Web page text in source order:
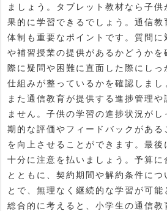
ましょう。タブレット教材なら子
果的に学習できるでしょう。通信教
体制も重要なポイントです。質問に
や補習授業の提供があるかどうかを
際に疑問や困難に直面した際にしっ
仕組みが整っているかを確認しまし
また通信教育が提供する進捗管理
ません。子供の学習の進捗状況が
期的な評価やフィードバックがある
を向上させることができます。最後
十分に注意を払いましょう。予算に
とともに、契約期間や解約条件につ
とで、無理なく継続的な学習が可能
総合的に考えると、小学生の通信教